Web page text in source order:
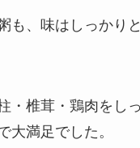
も、味はしっかり
・椎茸・鶏肉をし
大満足でした。